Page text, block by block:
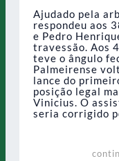
Ajudado pela
respondeu aos
e Pedro
travessão. Aos
teve o ângulo
Palmeirense
lance do
posição legal
Vinicius. O
seria corrigido